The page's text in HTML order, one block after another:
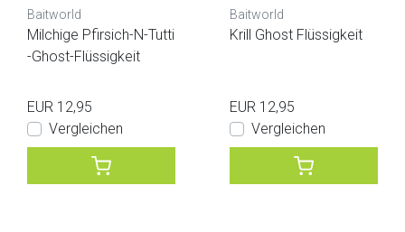
Baitworld
Milchige Pfirsich-N-Tutti
-Ghost-Flüssigkeit
EUR 12,95
Vergleichen
Baitworld
Krill Ghost Flüssigkeit
EUR 12,95
Vergleichen